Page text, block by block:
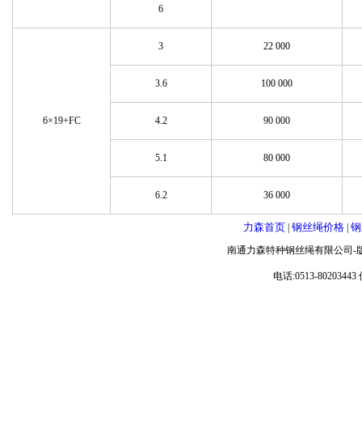
6
6×19+FC
3 22 000
3.6 100 000
4.2 90 000
5.1 80 000
6.2 36 000
力森首页 钢丝绳价格
南通力森特种钢丝绳有限公司-
电话:0513-80203443